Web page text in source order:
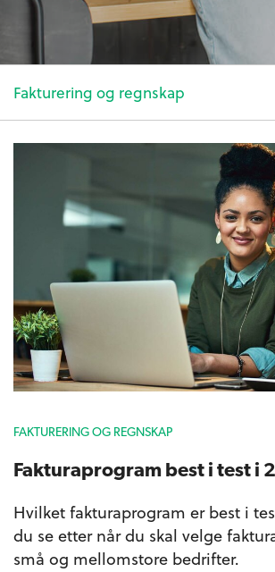
Fakturering og regnskap
FAKTURERING OG REGNSKAP
Fakturaprogram best i test i
Hvilket fakturaprogram er best i
du se etter når du skal velge
små og mellomstore bedrifter.